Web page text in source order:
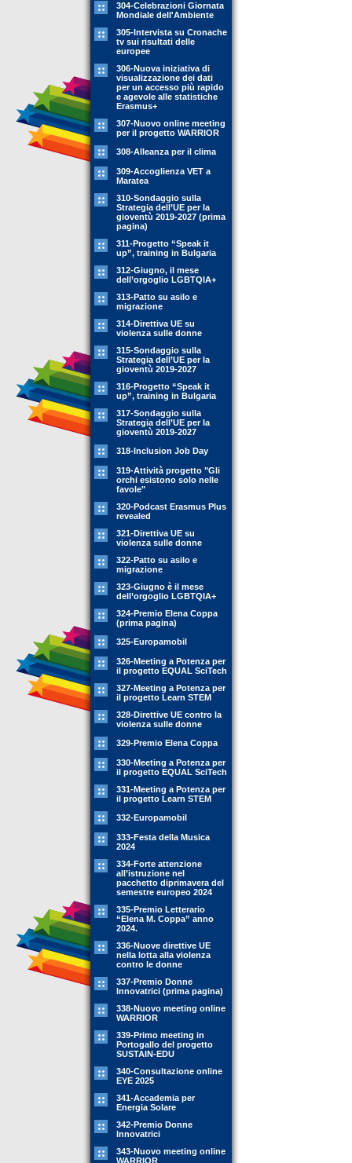
304-Celebrazioni Giornata
Mondiale dell'Ambiente
305-Intervista su Cronache
tv sui risultati delle
europee
306-Nuova iniziativa di
visualizzazione dei dati
per un accesso più rapido
e agevole alle statistiche
Erasmus+
307-Nuovo online meeting
per il progetto WARRIOR
308-Alleanza per il clima
309-Accoglienza VET a
Maratea
310-Sondaggio sulla
Strategia dell’UE per la
gioventù 2019-2027 (prima
pagina)
311-Progetto “Speak it
up”, training in Bulgaria
312-Giugno, il mese
dell’orgoglio LGBTQIA+
313-Patto su asilo e
migrazione
314-Direttiva UE su
violenza sulle donne
315-Sondaggio sulla
Strategia dell’UE per la
gioventù 2019-2027
316-Progetto “Speak it
up”, training in Bulgaria
317-Sondaggio sulla
Strategia dell’UE per la
gioventù 2019-2027
318-Inclusion Job Day
319-Attività progetto "Gli
orchi esistono solo nelle
favole"
320-Podcast Erasmus Plus
revealed
321-Direttiva UE su
violenza sulle donne
322-Patto su asilo e
migrazione
323-Giugno è il mese
dell’orgoglio LGBTQIA+
324-Premio Elena Coppa
(prima pagina)
325-Europamobil
326-Meeting a Potenza per
il progetto EQUAL SciTech
327-Meeting a Potenza per
il progetto Learn STEM
328-Direttive UE contro la
violenza sulle donne
329-Premio Elena Coppa
330-Meeting a Potenza per
il progetto EQUAL SciTech
331-Meeting a Potenza per
il progetto Learn STEM
332-Europamobil
333-Festa della Musica
2024
334-Forte attenzione
all’istruzione nel
pacchetto diprimavera del
semestre europeo 2024
335-Premio Letterario
“Elena M. Coppa” anno
2024.
336-Nuove direttive UE
nella lotta alla violenza
contro le donne
337-Premio Donne
Innovatrici (prima pagina)
338-Nuovo meeting online
WARRIOR
339-Primo meeting in
Portogallo del progetto
SUSTAIN-EDU
340-Consultazione online
EYE 2025
341-Accademia per
Energia Solare
342-Premio Donne
Innovatrici
343-Nuovo meeting online
WARRIOR